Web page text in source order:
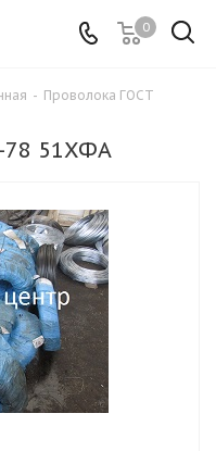
0
- Проволока ГОСТ
78 51ХФА